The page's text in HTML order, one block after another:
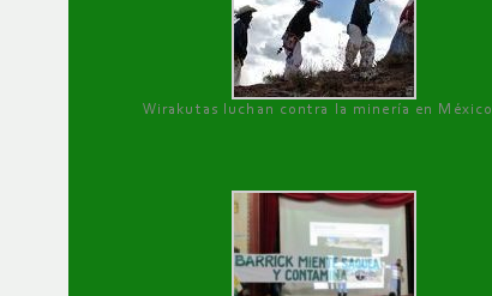
Wirakutas luchan contra la minería en México